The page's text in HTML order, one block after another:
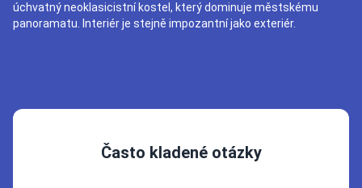
úchvatný neoklasicistní kostel, který dominuje městskému
panoramatu. Interiér je stejně impozantní jako exteriér.
Často kladené otázky